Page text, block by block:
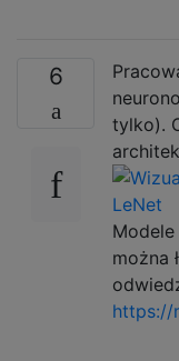
6
tylko).
można
https://